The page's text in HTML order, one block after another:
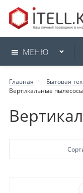
МЕНЮ
Главная Бытовая
Вертикальные пылесосы